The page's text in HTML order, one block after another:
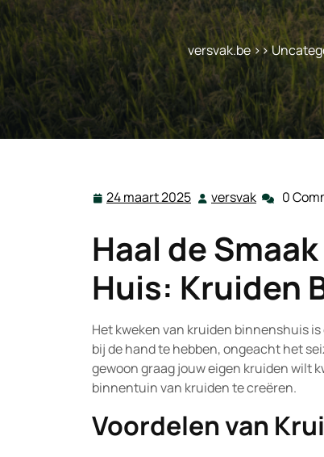
versvak.be>>
24 maart 2025 24
2025
versvak versvak
0
Haal de
Huis: Kruiden
Het kweken van kruiden binnenshuis
bij de hand te hebben, ongeacht het
gewoon graag jouw eigen kruiden wilt
binnentuin van kruiden te creëren.
Voordelen van